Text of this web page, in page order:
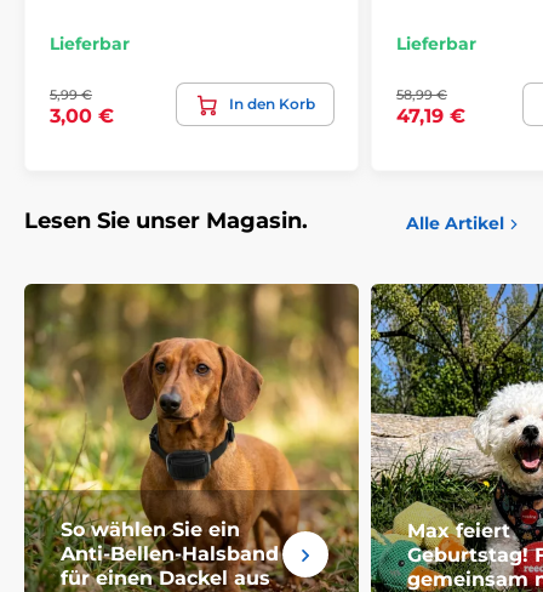
Lieferbar
5,99 €
3,00 €
In den Korb
Lieferbar
58,99 €
47,19 €
Lesen Sie unser Magasin. Alle Artikel
So wählen Sie ein
Anti-Bellen-Halsband
für einen Dackel aus
Max feiert
Geburtstag!
gemeinsam